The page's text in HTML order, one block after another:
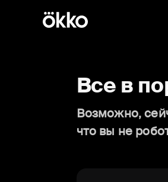
Все в
Возможно,
что вы не